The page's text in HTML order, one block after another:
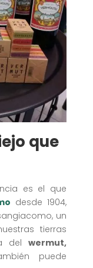
que
es el que
desde 1904,
un
tierras
delwermut,
puede